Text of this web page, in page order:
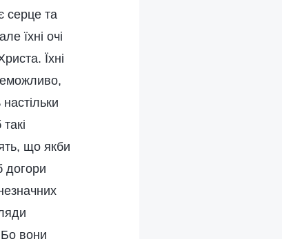
серце та
їхні очі
Їхні
що якби
догори
Бо вони